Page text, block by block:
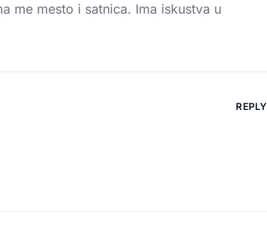
me mesto i satnica. Ima iskustva u
REPLY